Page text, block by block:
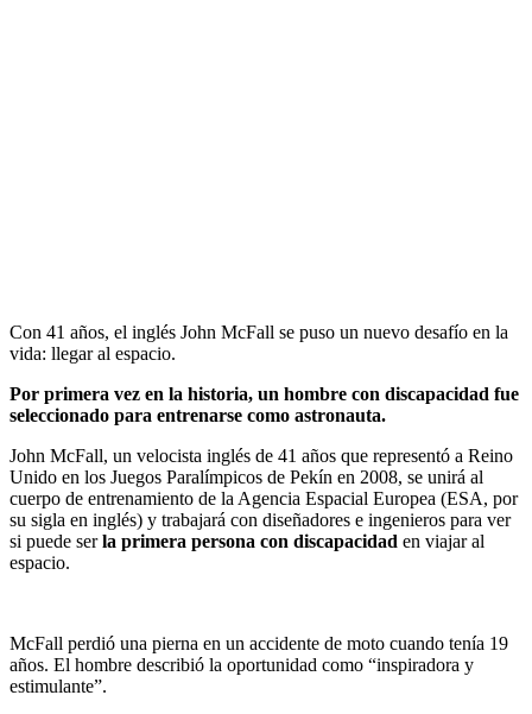
Con 41 años, el inglés John McFall se puso un nuevo desafío en la
vida: llegar al espacio.
Por primera vez en la historia, un hombre con discapacidad fue
seleccionado para entrenarse como astronauta.
John McFall, un velocista inglés de 41 años que representó a Reino
Unido en los Juegos Paralímpicos de Pekín en 2008, se unirá al
cuerpo de entrenamiento de la Agencia Espacial Europea (ESA, por
su sigla en inglés) y trabajará con diseñadores e ingenieros para ver
si puede serla primera persona con discapacidad en viajar al
espacio.
McFall perdió una pierna en un accidente de moto cuando tenía 19
años. El hombre describió la oportunidad como “inspiradora y
estimulante”.